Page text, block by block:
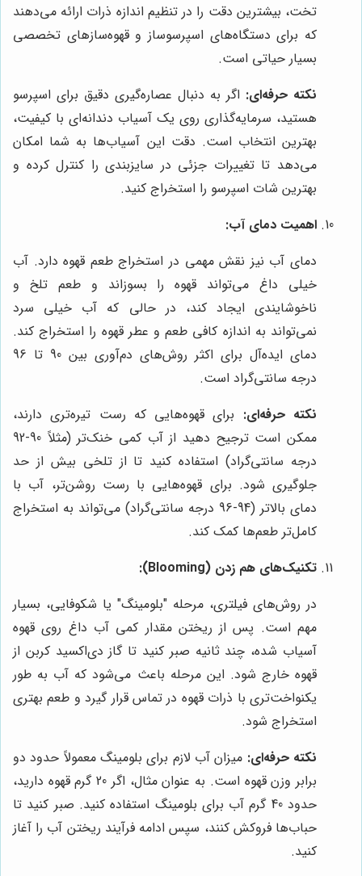
تخت، بیشترین دقت را در تنظیم اندازه ذرات ارائه می‌دهند
که برای دستگاه‌های اسپرسوساز و قهوه‌سازهای تخصصی
بسیار حیاتی است.
نکته حرفه‌ای: اگر به دنبال عصاره‌گیری دقیق برای اسپرسو
هستید، سرمایه‌گذاری روی یک آسیاب دندانه‌ای با کیفیت،
بهترین انتخاب است. دقت این آسیاب‌ها به شما امکان
می‌دهد تا تغییرات جزئی در سایزبندی را کنترل کرده و
بهترین شات اسپرسو را استخراج کنید.
اهمیت دمای آب:
دمای آب نیز نقش مهمی در استخراج طعم قهوه دارد. آب
خیلی داغ می‌تواند قهوه را بسوزاند و طعم تلخ و
ناخوشایندی ایجاد کند، در حالی که آب خیلی سرد
نمی‌تواند به اندازه کافی طعم و عطر قهوه را استخراج کند.
دمای ایده‌آل برای اکثر روش‌های دم‌آوری بین 90 تا 96
درجه سانتی‌گراد است.
نکته حرفه‌ای: برای قهوه‌هایی که رست تیره‌تری دارند،
ممکن است ترجیح دهید از آب کمی خنک‌تر (مثلاً 90-92
درجه سانتی‌گراد) استفاده کنید تا از تلخی بیش از حد
جلوگیری شود. برای قهوه‌هایی با رست روشن‌تر، آب با
دمای بالاتر (94-96 درجه سانتی‌گراد) می‌تواند به استخراج
کامل‌تر طعم‌ها کمک کند.
تکنیک‌های هم زدن (Blooming):
در روش‌های فیلتری، مرحله "بلومینگ" یا شکوفایی، بسیار
مهم است. پس از ریختن مقدار کمی آب داغ روی قهوه
آسیاب شده، چند ثانیه صبر کنید تا گاز دی‌اکسید کربن از
قهوه خارج شود. این مرحله باعث می‌شود که آب به طور
یکنواخت‌تری با ذرات قهوه در تماس قرار گیرد و طعم بهتری
استخراج شود.
نکته حرفه‌ای: میزان آب لازم برای بلومینگ معمولاً حدود دو
برابر وزن قهوه است. به عنوان مثال، اگر 20 گرم قهوه دارید،
حدود 40 گرم آب برای بلومینگ استفاده کنید. صبر کنید تا
حباب‌ها فروکش کنند، سپس ادامه فرآیند ریختن آب را آغاز
کنید.